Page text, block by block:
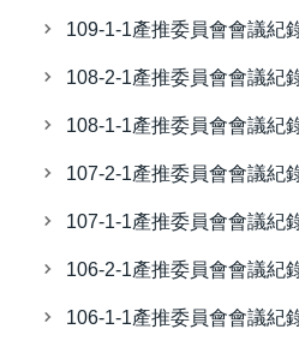
109-1-1產推委員會會議紀
108-2-1產推委員會會議紀
108-1-1產推委員會會議紀
107-2-1產推委員會會議紀
107-1-1產推委員會會議紀
106-2-1產推委員會會議紀
106-1-1產推委員會會議紀